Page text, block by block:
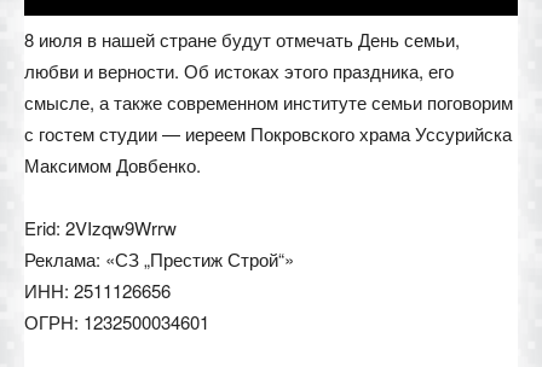
8 июля в нашей стране будут отмечать День семьи,
любви и верности. Об истоках этого праздника, его
смысле, а также современном институте семьи поговорим
с гостем студии — иереем Покровского храма Уссурийска
Максимом Довбенко.
Erid: 2VIzqw9Wrrw
Реклама: «СЗ „Престиж Строй“»
ИНН: 2511126656
ОГРН: 1232500034601